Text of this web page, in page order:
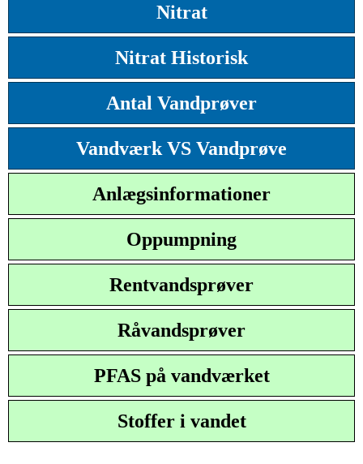
Nitrat
Nitrat Historisk
Antal Vandprøver
Vandværk VS Vandprøve
Anlægsinformationer
Oppumpning
Rentvandsprøver
Råvandsprøver
PFAS på vandværket
Stoffer i vandet